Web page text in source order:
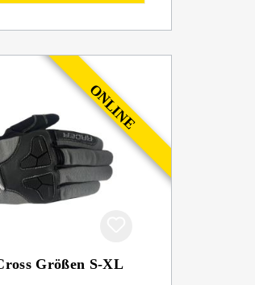
Größen S-XL